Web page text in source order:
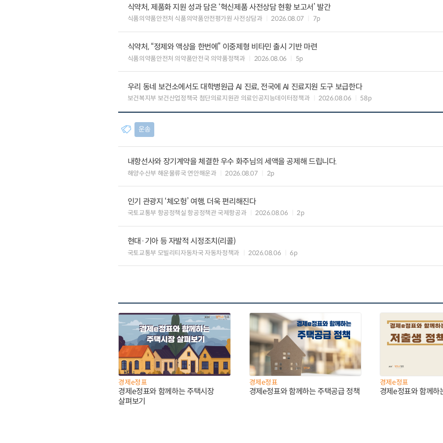
식약처, 제품화 지원 성과 담은 ‘혁신제품 사전상담 현황 보고서’ 발간
식품의약품안전처 식품의약품안전평가원 사전상담과 2026.08.07 7p
식약처, “정제와 액상을 한번에” 이중제형 비타민 출시 기반 마련
식품의약품안전처 의약품안전국 의약품정책과 2026.08.06 5p
우리 동네 보건소에서도 대학병원급 AI 진료, 전국에 AI 진료지원 도구 보급한다
보건복지부 보건산업정책국 첨단의료지원관 의료인공지능데이터정책과 2026.08.06 58p
운송
내항선사와 장기계약을 체결한 우수 화주님의 세액을 공제해 드립니다.
해양수산부 해운물류국 연안해운과 2026.08.07 2p
인기 관광지 ‘체오헝’ 여행, 더욱 편리해진다
국토교통부 항공정책실 항공정책관 국제항공과 2026.08.06 2p
현대·기아 등 자발적 시정조치(리콜)
국토교통부 모빌리티자동차국 자동차정책과 2026.08.06 6p
경제e정표
경제e정표와 함께하는 주택시장
살펴보기
경제e정표
경제e정표와 함께하는 주택공급 정책
경제e정표
경제e정표와 함께하